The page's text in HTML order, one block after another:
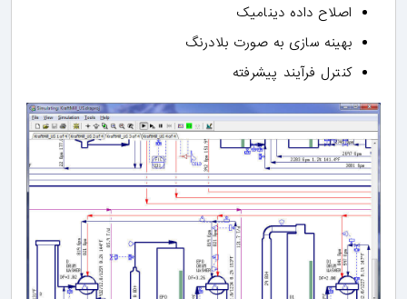
اصلاح داده دینامیک
بهینه سازی به صورت بلادرنگ
کنترل فرآیند پیشرفته